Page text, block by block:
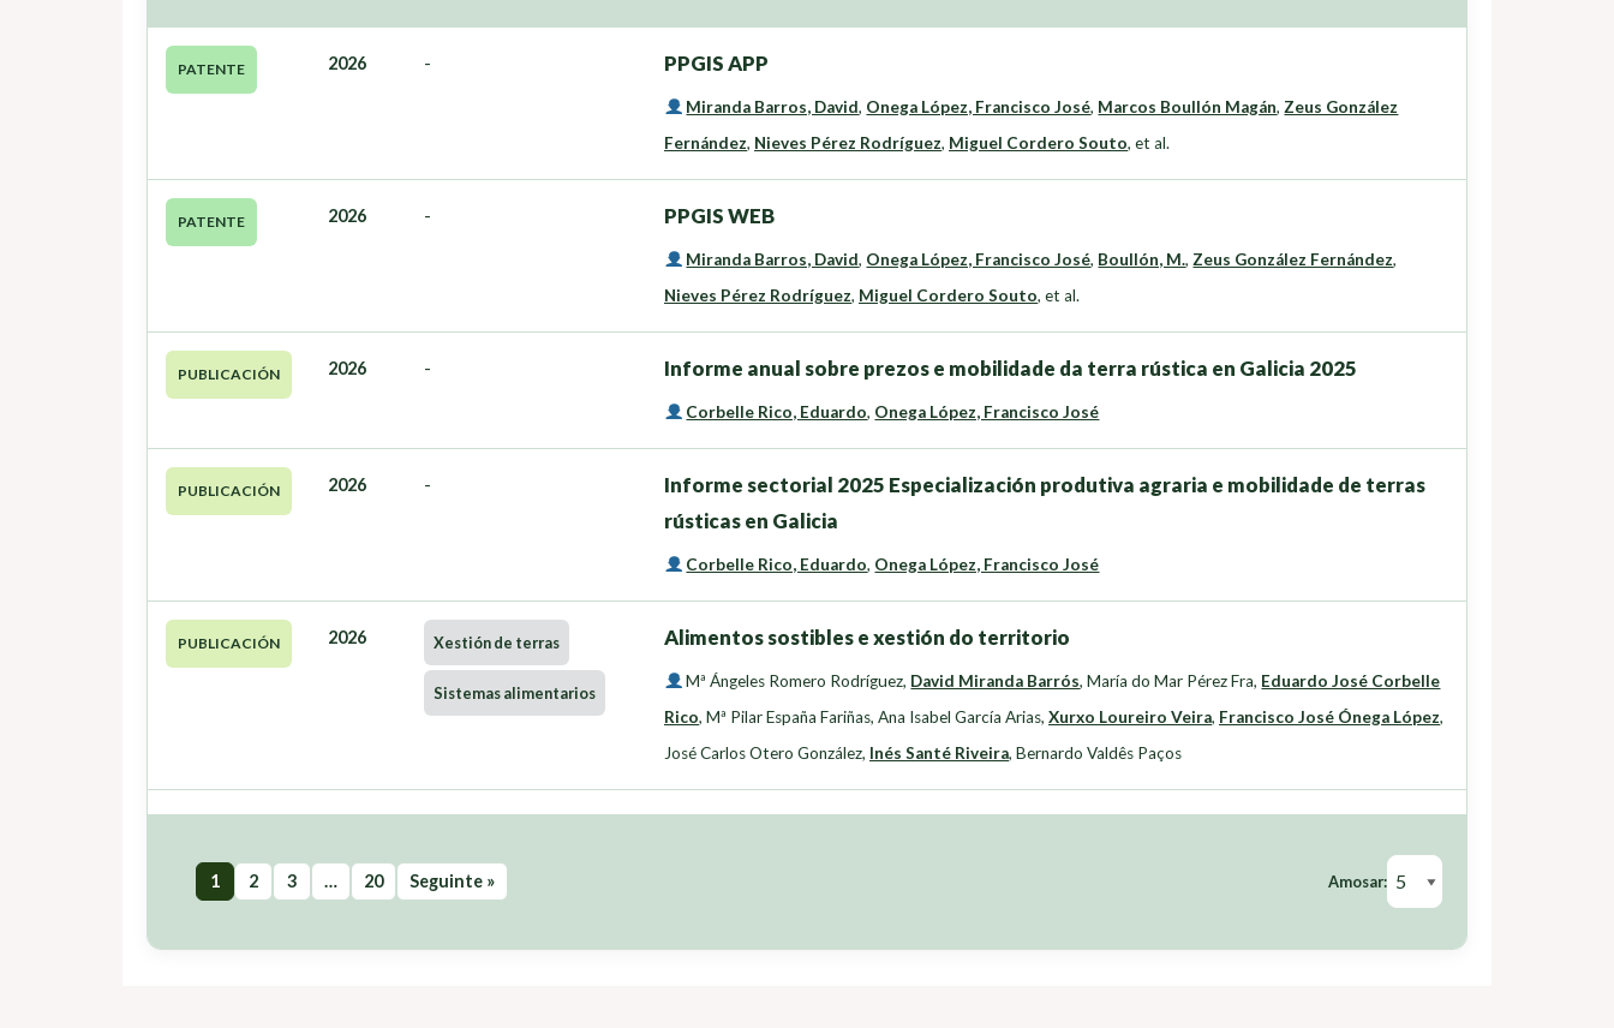
PATENTE 2026 - PPGIS APP
Miranda Barros, David, Onega López, Francisco José, Marcos Boullón Magán, Zeus González
Fernández, Nieves Pérez Rodríguez, Miguel Cordero Souto, et al.
PATENTE 2026 - PPGIS WEB
Miranda Barros, David, Onega López, Francisco José, Boullón, M., Zeus González Fernández,
Nieves Pérez Rodríguez, Miguel Cordero Souto, et al.
PUBLICACIÓN 2026 - Informe anual sobre prezos e mobilidade da terra rústica en Galicia 2025
Corbelle Rico, Eduardo, Onega López, Francisco José
PUBLICACIÓN 2026 -
Informe sectorial 2025 Especialización produtiva agraria e mobilidade de terras
rústicas en Galicia
Corbelle Rico, Eduardo, Onega López, Francisco José
PUBLICACIÓN 2026 Xestión de terras
Sistemas alimentarios
Alimentos sostibles e xestión do territorio
Mª Ángeles Romero Rodríguez, David Miranda Barrós,María do Mar Pérez Fra, Eduardo José Corbelle
Rico, Mª Pilar España Fariñas, Ana Isabel García Arias, Xurxo Loureiro Veira, Francisco José Ónega López,
José Carlos Otero González, Inés Santé Riveira, Bernardo Valdês Paços
1 2 3 … 20 Seguinte » Amosar: